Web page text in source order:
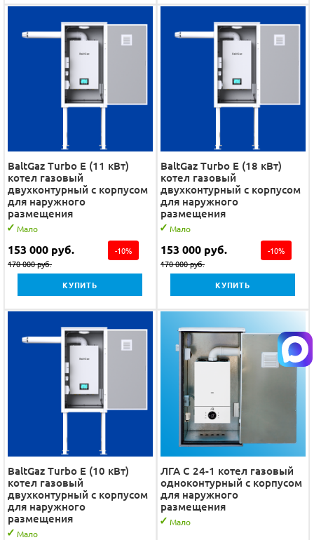
BaltGaz Turbo E (11 кВт)
котел газовый
двухконтурный с корпусом
для наружного
размещения
Мало
153 000 руб.
170 000руб.
-10%
КУПИТЬ
BaltGaz Turbo E (18 кВт)
котел газовый
двухконтурный с корпусом
для наружного
размещения
Мало
153 000 руб.
170 000руб.
-10%
КУПИТЬ
BaltGaz Turbo E (10 кВт)
котел газовый
двухконтурный с корпусом
для наружного
размещения
Мало
ЛГА С 24-1 котел газовый
одноконтурный с корпусом
для наружного
размещения
Мало